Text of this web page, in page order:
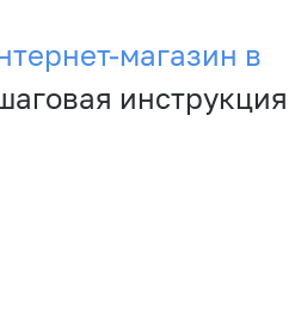
магазин в
инструкция